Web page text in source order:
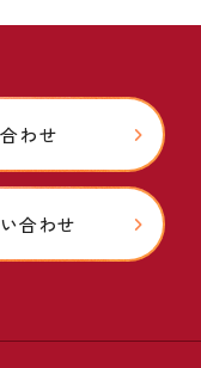
わせ
合わせ